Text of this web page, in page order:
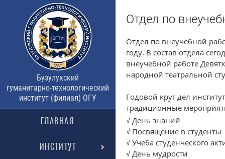
Бузулукский
гуманитарно-технологический
институт (филиал) ОГУ
ГЛАВНАЯ
ИНСТИТУТ
Отдел по
Отдел по внеучебной
году. В состав отдела
внеучебной работе
народной театральной
Годовой круг дел
традиционные
√ День знаний
√ Посвящение в студенты
√ Учеба студенческого
√ День мудрости